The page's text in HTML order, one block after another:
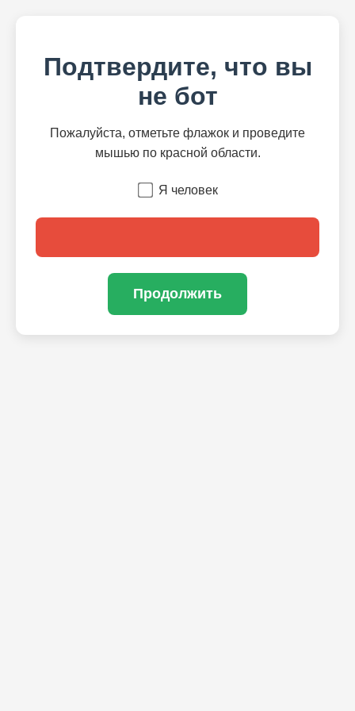
Подтвердите, что вы
не бот
Пожалуйста, отметьте флажок и проведите
мышью по красной области.
Я человек
Продолжить